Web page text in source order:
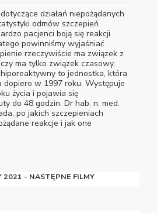
działań niepożądanych
odmów szczepień
pacjenci boją się reakcji
powinniśmy wyjaśniać
rzeczywiście ma związek z
ma tylko związek czasowy.
to jednostka, która
dopiero w 1997 roku. Występuje
życia i pojawia się
do 48 godzin. Dr hab. n. med.
po jakich szczepieniach
reakcje i jak one
2021 - NASTĘPNE FILMY